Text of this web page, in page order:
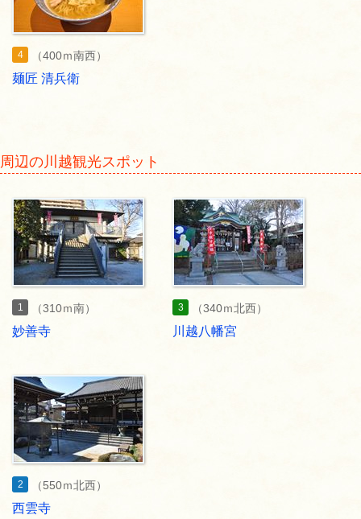
4 （400ｍ南西）
麺匠 清兵衛
周辺の川越観光スポット
1 （310ｍ南）
妙善寺
3 （340ｍ北西）
川越八幡宮
2 （550ｍ北西）
西雲寺